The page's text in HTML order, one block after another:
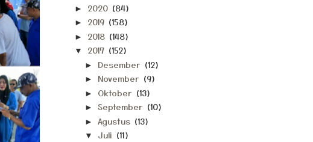
► 2020 (84)
► 2019 (158)
► 2018 (148)
▼ 2017 (152)
► Desember (12)
► November (9)
► Oktober (13)
► September (10)
► Agustus (13)
▼ Juli (11)